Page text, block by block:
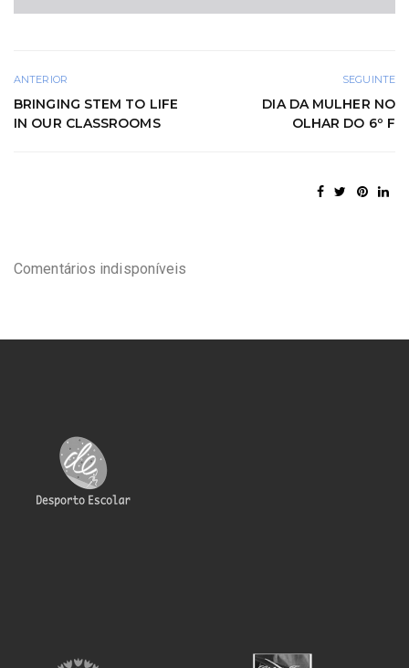
ANTERIOR
BRINGING STEM TO LIFE
IN OUR CLASSROOMS
SEGUINTE
DIA DA MULHER NO
OLHAR DO 6º F
Comentários indisponíveis